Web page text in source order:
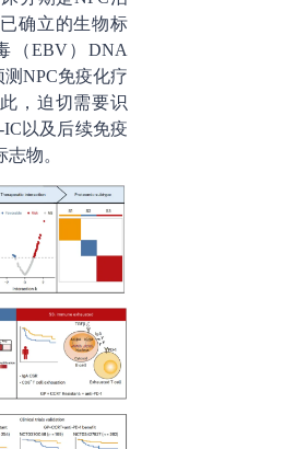
确立的生物标
（EBV）DNA
NPC免疫化疗
，迫切需要识
IC以及后续免疫
物。